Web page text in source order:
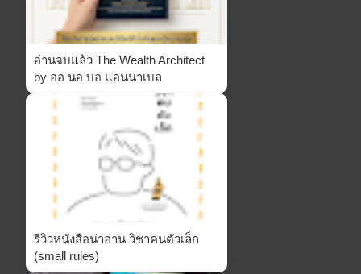
อ่านจบแล้ว The Wealth Architect
by ออ นอ บอ แอนนาเบล
รีวิวหนังสือน่าอ่าน วิชาคนตัวเล็ก
(small rules)